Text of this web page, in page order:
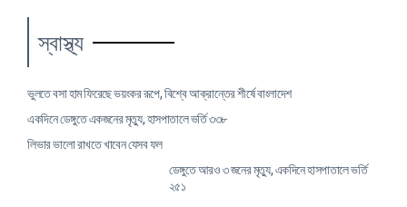
স্বাস্থ্য
ভুলতে বসা হাম ফিরেছে ভয়ংকর রূপে, বিশ্বে আক্রান্তের শীর্ষে বাংলাদেশ
একদিনে ডেঙ্গুতে একজনের মৃত্যু, হাসপাতালে ভর্তি ৩৩৮
লিভার ভালো রাখতে খাবেন যেসব ফল
ডেঙ্গুতে আরও ৩ জনের মৃত্যু, একদিনে হাসপাতালে ভর্তি
২৫১